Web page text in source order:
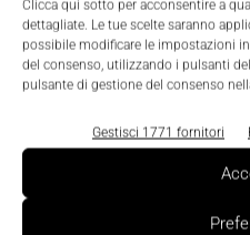
Clicca qui sotto per acconsentire a
dettagliate. Le tue scelte saranno
possibile modificare le impostazioni
del consenso, utilizzando i pulsanti
pulsante di gestione del consenso
Gestisci 1771 fornitori